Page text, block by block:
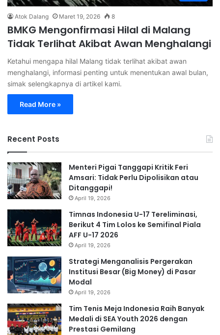
Atok Dalang Maret 19, 2026 8
BMKG Mengonfirmasi Hilal di Malang
Tidak Terlihat Akibat Awan Menghalangi
Ketahui mengapa hilal Malang tidak terlihat akibat awan
menghalangi, informasi penting untuk menentukan awal bulan,
simak selengkapnya di artikel kami.
Read More »
Recent Posts
Menteri Pigai Tanggapi Kritik Feri
Amsari: Tidak Perlu Dipolisikan atau
Ditanggapi!
April 19, 2026
Timnas Indonesia U-17 Tereliminasi,
Berikut 4 Tim Lolos ke Semifinal Piala
AFF U-17 2026
April 19, 2026
Strategi Menganalisis Pergerakan
Institusi Besar (Big Money) di Pasar
Modal
April 19, 2026
Tim Tenis Meja Indonesia Raih Banyak
Medali di SEA Youth 2026 dengan
Prestasi Gemilang